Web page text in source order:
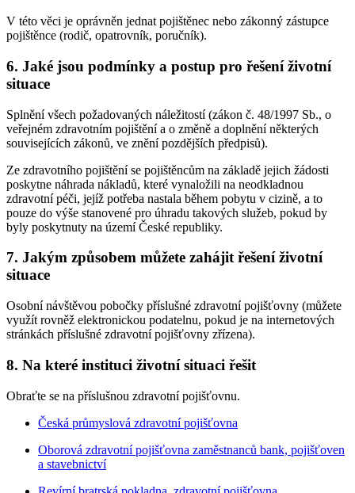
V této věci je oprávněn jednat pojištěnec nebo zákonný zástupce
pojištěnce (rodič, opatrovník, poručník).
6. Jaké jsou podmínky a postup pro řešení životní
situace
Splnění všech požadovaných náležitostí (zákon č. 48/1997 Sb., o
veřejném zdravotním pojištění a o změně a doplnění některých
souvisejících zákonů, ve znění pozdějších předpisů).
Ze zdravotního pojištění se pojištěncům na základě jejich žádosti
poskytne náhrada nákladů, které vynaložili na neodkladnou
zdravotní péči, jejíž potřeba nastala během pobytu v cizině, a to
pouze do výše stanovené pro úhradu takových služeb, pokud by
byly poskytnuty na území České republiky.
7. Jakým způsobem můžete zahájit řešení životní
situace
Osobní návštěvou pobočky příslušné zdravotní pojišťovny (můžete
využít rovněž elektronickou podatelnu, pokud je na internetových
stránkách příslušné zdravotní pojišťovny zřízena).
8. Na které instituci životní situaci řešit
Obraťte se na příslušnou zdravotní pojišťovnu.
Česká průmyslová zdravotní pojišťovna
Oborová zdravotní pojišťovna zaměstnanců bank, pojišťoven
a stavebnictví